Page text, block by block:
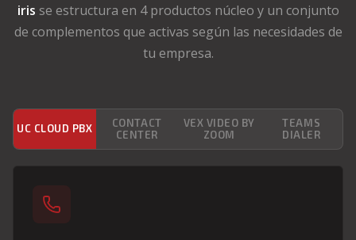
iris se estructura en 4 productos núcleo y un conjunto
de complementos que activas según las necesidades de
tu empresa.
UC CLOUD PBX
CONTACT
CENTER
VEX VIDEO BY
ZOOM
TEAMS
DIALER